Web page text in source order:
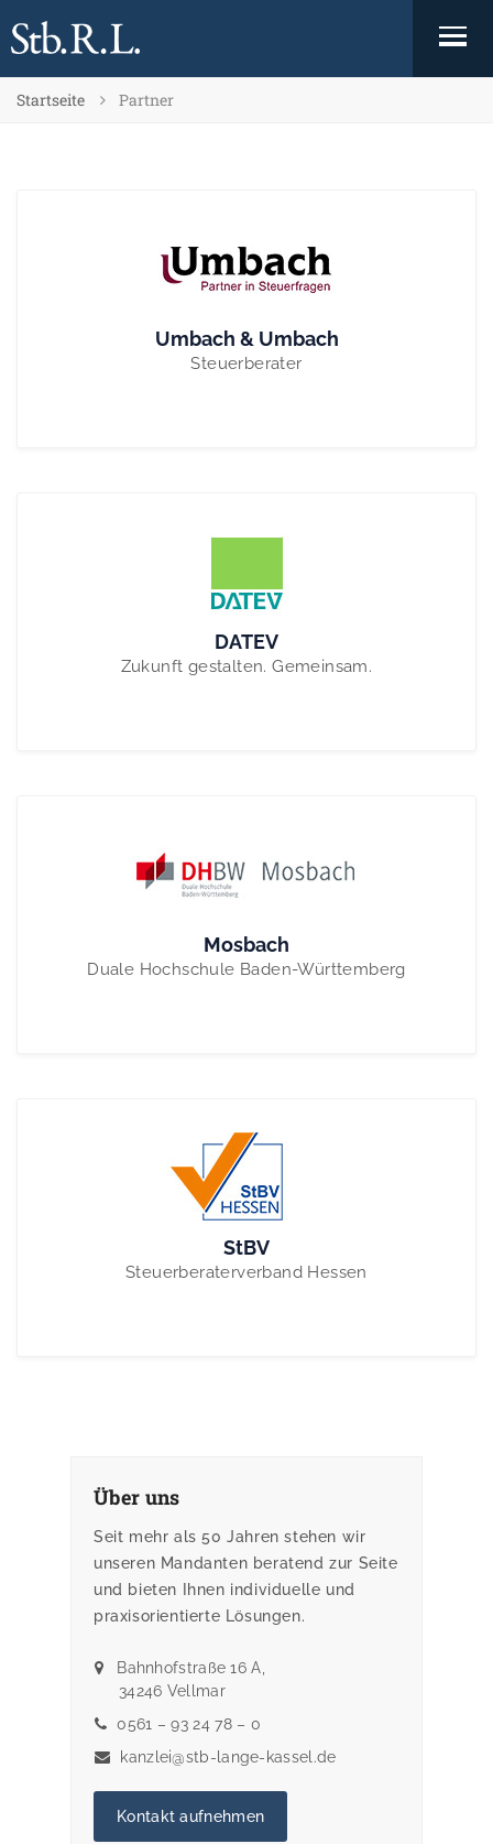
Startseite Partner
Umbach & Umbach
Steuerberater
DATEV
Zukunft gestalten. Gemeinsam.
Mosbach
Duale Hochschule Baden-Württemberg
StBV
Steuerberaterverband Hessen
Über uns
Seit mehr als 50 Jahren stehen wir
unseren Mandanten beratend zur Seite
und bieten Ihnen individuelle und
praxisorientierte Lösungen.
Bahnhofstraße 16 A,
34246 Vellmar
0561 – 93 24 78 – 0
kanzlei@stb-lange-kassel.de
Kontakt aufnehmen